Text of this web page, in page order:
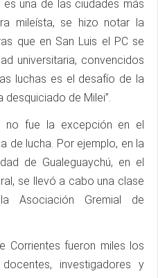
una de las ciudades más
mileísta, se hizo notar la
que en San Luis el PC se
universitaria, convencidos
luchas es el desafío de la
de Milei”.
no fue la excepción en el
de lucha. Por ejemplo, en la
de Gualeguaychú, en el
se llevó a cabo una clase
Asociación Gremial de
Corrientes fueron miles los
investigadores y